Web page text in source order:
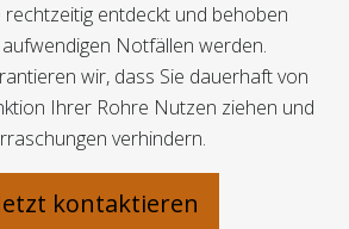
entdeckt und behoben
Notfällen werden.
wir, dass Sie dauerhaft von
Ihrer Rohre Nutzen ziehen und
verhindern.
kontaktieren